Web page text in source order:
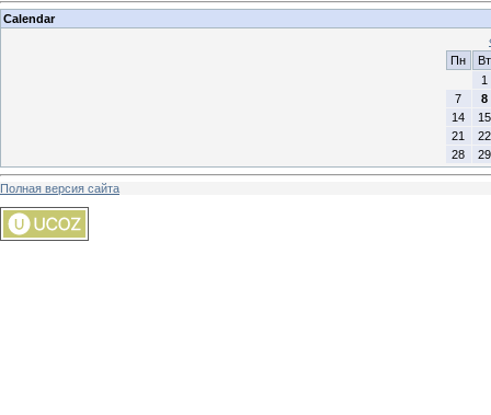
Calendar
Пн
Вт
1
7
8
14
15
21
22
28
29
Полная версия сайта